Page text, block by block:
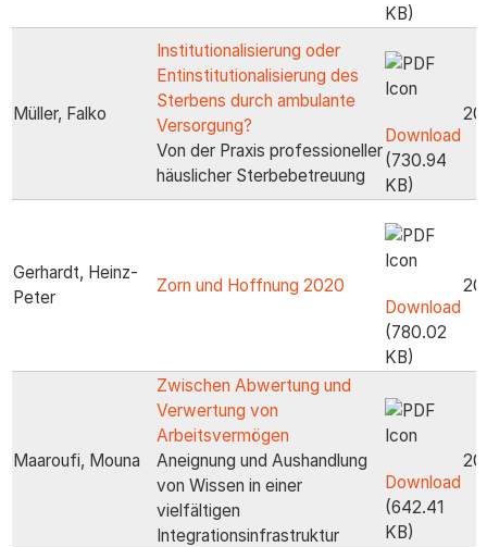
KB)
Müller, Falko
Institutionalisierung oder
Entinstitutionalisierung des
Sterbens durch ambulante
Versorgung?
Von der Praxis professioneller
häuslicher Sterbebetreuung
Download
(730.94
KB)
Gerhardt, Heinz-
Peter
Zorn und Hoffnung 2020
Download
(780.02
KB)
Maaroufi, Mouna
Zwischen Abwertung und
Verwertung von
Arbeitsvermögen
Aneignung und Aushandlung
von Wissen in einer
vielfältigen
Integrationsinfrastruktur
Download
(642.41
KB)